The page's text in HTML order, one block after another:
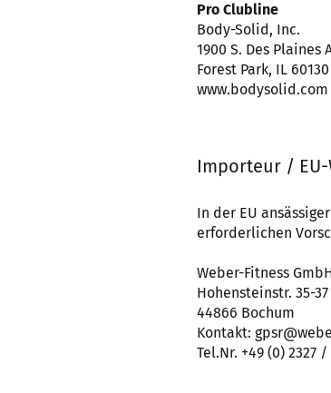
Pro Clubline
Body-Solid, Inc.
1900 S. Des Plaines
Forest Park, IL 60130
www.bodysolid.com
Importeur /
In der EU
erforderlichen
Weber-Fitness
Hohensteinstr. 35-37
44866 Bochum
Kontakt:
Tel.Nr. +49 (0) 2327 /